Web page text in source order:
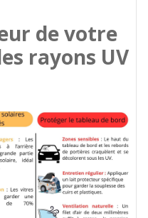
de votre
rayons UV